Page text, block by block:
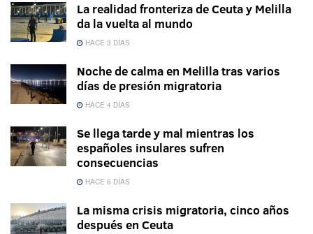
La realidad fronteriza de Ceuta y Melilla
da la vuelta al mundo
HACE 3 DÍAS
Noche de calma en Melilla tras varios
días de presión migratoria
HACE 4 DÍAS
Se llega tarde y mal mientras los
españoles insulares sufren
consecuencias
HACE 6 DÍAS
La misma crisis migratoria, cinco años
después en Ceuta